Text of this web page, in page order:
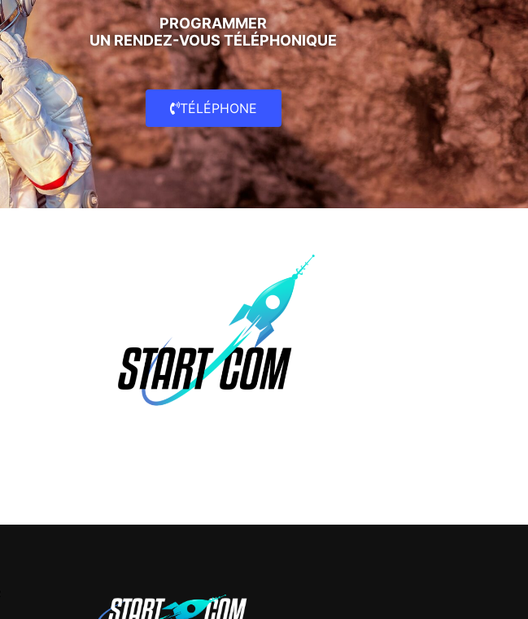
PROGRAMMER
UN RENDEZ-VOUS TÉLÉPHONIQUE
TÉLÉPHONE